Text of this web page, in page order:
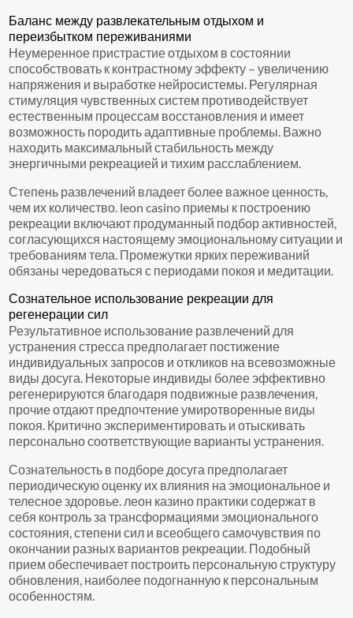
Баланс между развлекательным отдыхом и
переизбытком переживаниями
Неумеренное пристрастие отдыхом в состоянии
способствовать к контрастному эффекту – увеличению
напряжения и выработке нейросистемы. Регулярная
стимуляция чувственных систем противодействует
естественным процессам восстановления и имеет
возможность породить адаптивные проблемы. Важно
находить максимальный стабильность между
энергичными рекреацией и тихим расслаблением.
Степень развлечений владеет более важное ценность,
чем их количество. leon casino приемы к построению
рекреации включают продуманный подбор активностей,
согласующихся настоящему эмоциональному ситуации и
требованиям тела. Промежутки ярких переживаний
обязаны чередоваться с периодами покоя и медитации.
Сознательное использование рекреации для
регенерации сил
Результативное использование развлечений для
устранения стресса предполагает постижение
индивидуальных запросов и откликов на всевозможные
виды досуга. Некоторые индивиды более эффективно
регенерируются благодаря подвижные развлечения,
прочие отдают предпочтение умиротворенные виды
покоя. Критично экспериментировать и отыскивать
персонально соответствующие варианты устранения.
Сознательность в подборе досуга предполагает
периодическую оценку их влияния на эмоциональное и
телесное здоровье. леон казино практики содержат в
себя контроль за трансформациями эмоционального
состояния, степени сил и всеобщего самочувствия по
окончании разных вариантов рекреации. Подобный
прием обеспечивает построить персональную структуру
обновления, наиболее подогнанную к персональным
особенностям.